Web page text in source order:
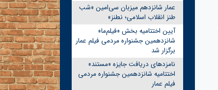
عمار شانزدهم میزبان سی‌امین «شب
طنز انقلاب اسلامی؛ نطنز»
آیین اختتامیه بخش «فیلم‌ما»
شانزدهمین جشنواره مردمی فیلم عمار
برگزار شد
نامزدهای دریافت جایزه «مستند»
اختتامیه شانزدهمین جشنواره مردمی
فیلم عمار